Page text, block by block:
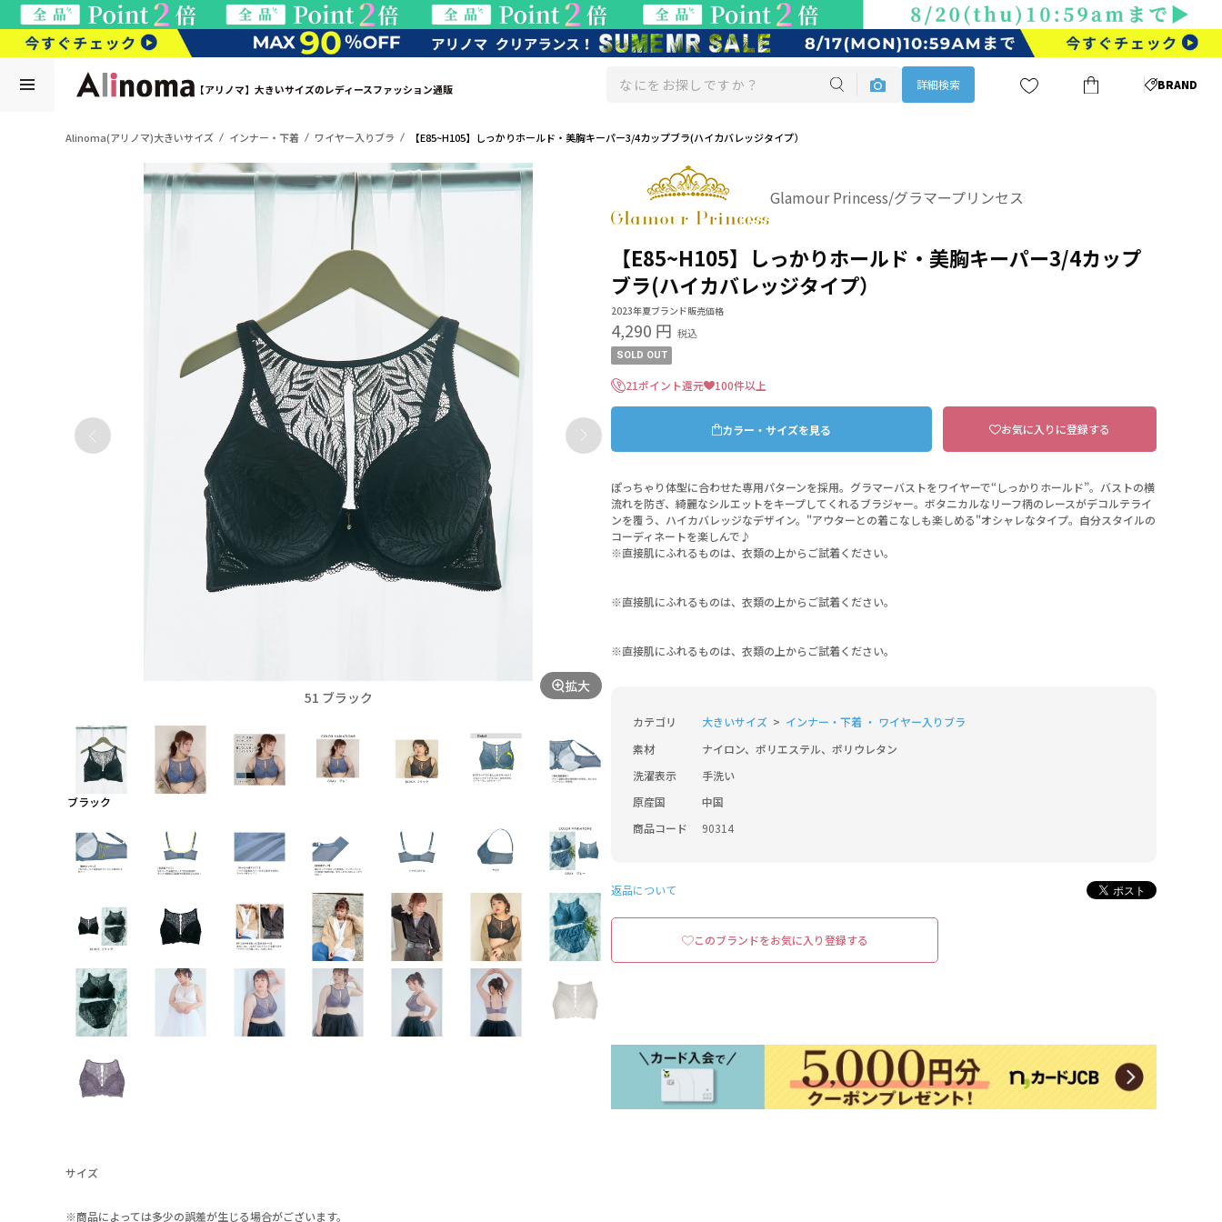
【アリノマ】大きいサイズのレディースファッション通販 詳細検索 BRAND
Alinoma(アリノマ)大きいサイズ インナー・下着 ワイヤー入りブラ 【E85~H105】しっかりホールド・美胸キーパー3/4カップブラ(ハイカバレッジタイプ）
51 ブラック
拡大
ブラック
サイズ
※商品によっては多少の誤差が生じる場合がございます。
Glamour Princess/グラマープリンセス
【E85~H105】しっかりホールド・美胸キーパー3/4カップ
ブラ(ハイカバレッジタイプ）
2023年夏ブランド販売価格
4,290 円 税込
SOLD OUT
21ポイント還元 100件以上
カラー・サイズを見る お気に入りに登録する
ぽっちゃり体型に合わせた専用パターンを採用。グラマーバストをワイヤーで“しっかりホールド”。バストの横
流れを防ぎ、綺麗なシルエットをキープしてくれるブラジャー。ボタニカルなリーフ柄のレースがデコルテライ
ンを覆う、ハイカバレッジなデザイン。"アウターとの着こなしも楽しめる"オシャレなタイプ。自分スタイルの
コーディネートを楽しんで♪
※直接肌にふれるものは、衣類の上からご試着ください。
※直接肌にふれるものは、衣類の上からご試着ください。
※直接肌にふれるものは、衣類の上からご試着ください。
カテゴリ 大きいサイズ
インナー・下着 ・ ワイヤー入りブラ
素材
ナイロン、ポリエステル、ポリウレタン
洗濯表示
手洗い
原産国
中国
商品コード
90314
返品について
このブランドをお気に入り登録する